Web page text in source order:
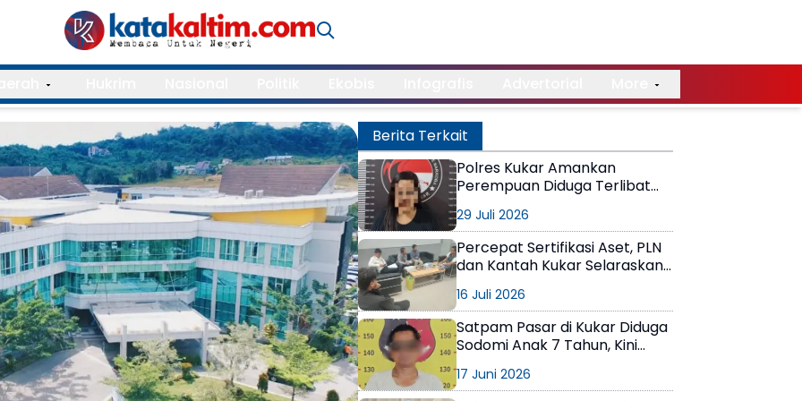
Berita Terkait
Polres Kukar Amankan
Perempuan Diduga Terlibat
29 Juli 2026
Percepat Sertifikasi Aset, PLN
dan Kantah Kukar Selaraskan
16 Juli 2026
Satpam Pasar di Kukar Diduga
Sodomi Anak 7 Tahun, Kini
17 Juni 2026